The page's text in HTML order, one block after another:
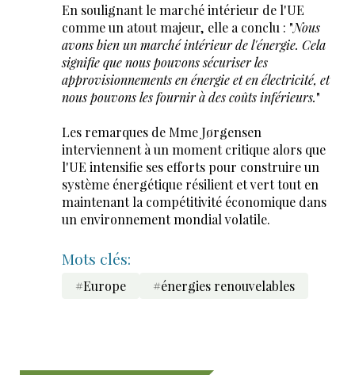
En soulignant le marché intérieur de l'UE
comme un atout majeur, elle a conclu : "Nous
avons bien un marché intérieur de l'énergie. Cela
signifie que nous pouvons sécuriser les
approvisionnements en énergie et en électricité, et
nous pouvons les fournir à des coûts inférieurs."
Les remarques de Mme Jørgensen
interviennent à un moment critique alors que
l'UE intensifie ses efforts pour construire un
système énergétique résilient et vert tout en
maintenant la compétitivité économique dans
un environnement mondial volatile.
Mots clés:
#Europe #énergies renouvelables